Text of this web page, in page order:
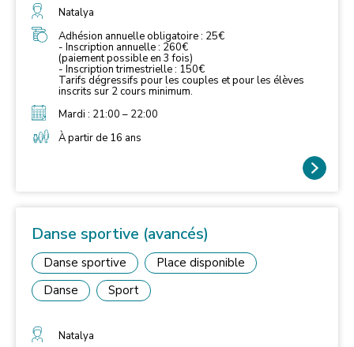
Natalya
Adhésion annuelle obligatoire : 25€
- Inscription annuelle : 260€
(paiement possible en 3 fois)
- Inscription trimestrielle : 150€
Tarifs dégressifs pour les couples et pour les élèves
inscrits sur 2 cours minimum.
Mardi : 21:00 – 22:00
À partir de 16 ans
Danse sportive (avancés)
Danse sportive
Place disponible
Danse
Sport
Natalya